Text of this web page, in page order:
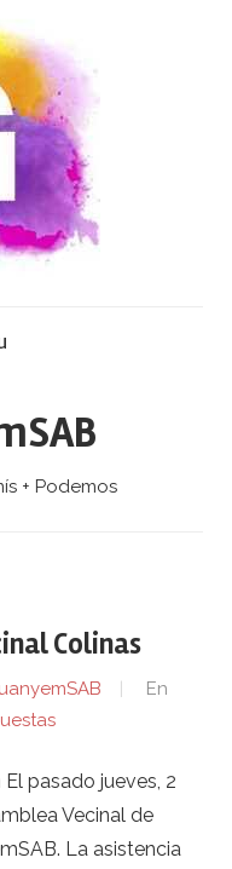
+ Podemos
Colinas
En
pasado jueves, 2
Vecinal de
La asistencia